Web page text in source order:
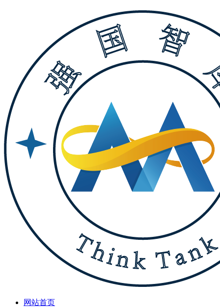
网站首页